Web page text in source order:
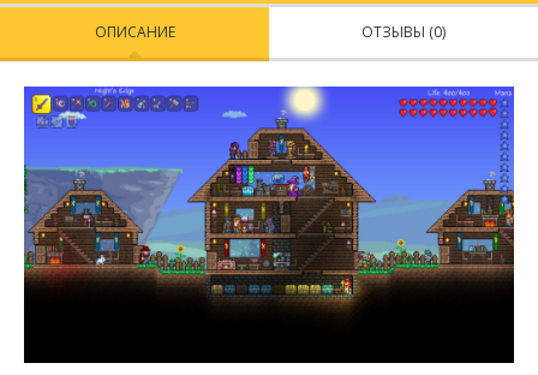
ОПИСАНИЕ ОТЗЫВЫ (0)